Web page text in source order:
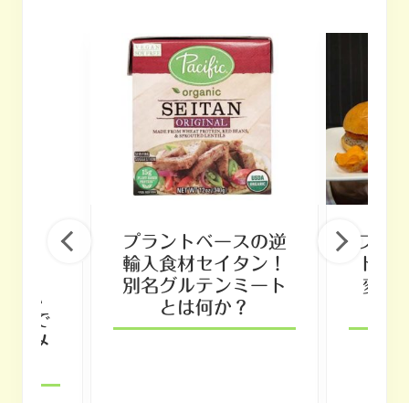
ハ
外で
ンメ
プラントベースの逆
輸入食材セイタン！
別名グルテンミート
とは何か？
プラ
ト登
変わ